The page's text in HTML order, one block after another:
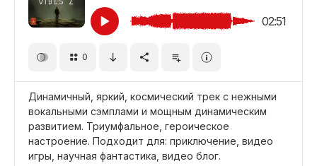
02:51
0
Динамичный, яркий, космический трек с нежными
вокальными сэмплами и мощным динамическим
развитием. Триумфальное, героическое
настроение. Подходит для: приключение, видео
игры, научная фантастика, видео блог.